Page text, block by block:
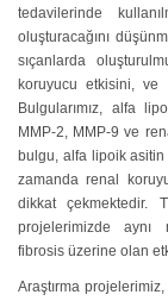
tedavilerinde
oluşturacağını
sıçanlarda
koruyucu etkisini, ve
Bulgularımız, alfa
MMP-2, MMP-9 ve
bulgu, alfa lipoik asitin
zamanda renal
dikkat çekmektedir.
projelerimizde aynı
fibrosis üzerine olan
Araştırma